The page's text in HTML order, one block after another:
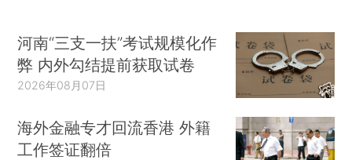
河南“三支一扶”考试规模化作
弊 内外勾结提前获取试卷
2026年08月07日
海外金融专才回流香港 外籍
工作签证翻倍